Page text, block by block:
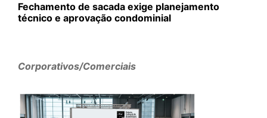
Fechamento de sacada exige planejamento
técnico e aprovação condominial
Corporativos/Comerciais